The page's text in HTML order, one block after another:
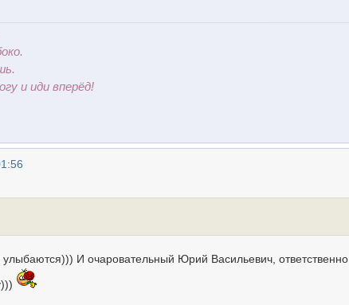
и иди вперёд!
улыбаются))) И очаровательный Юрий Васильевич, ответственно